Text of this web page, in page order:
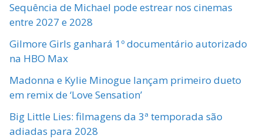
Sequência de Michael pode estrear nos cinemas
entre 2027 e 2028
Gilmore Girls ganhará 1º documentário autorizado
na HBO Max
Madonna e Kylie Minogue lançam primeiro dueto
em remix de ‘Love Sensation’
Big Little Lies: filmagens da 3ª temporada são
adiadas para 2028